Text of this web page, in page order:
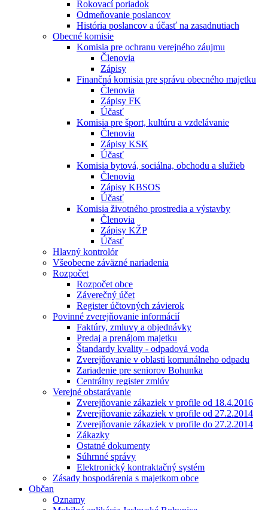
Rokovací poriadok
Odmeňovanie poslancov
História poslancov a účasť na zasadnutiach
Obecné komisie
Komisia pre ochranu verejného záujmu
Členovia
Zápisy
Finančná komisia pre správu obecného majetku
Členovia
Zápisy FK
Účasť
Komisia pre šport, kultúru a vzdelávanie
Členovia
Zápisy KSK
Účasť
Komisia bytová, sociálna, obchodu a služieb
Členovia
Zápisy KBSOS
Účasť
Komisia životného prostredia a výstavby
Členovia
Zápisy KŽP
Účasť
Hlavný kontrolór
Všeobecne záväzné nariadenia
Rozpočet
Rozpočet obce
Záverečný účet
Register účtovných závierok
Povinné zverejňovanie informácií
Faktúry, zmluvy a objednávky
Predaj a prenájom majetku
Štandardy kvality - odpadová voda
Zverejňovanie v oblasti komunálneho odpadu
Zariadenie pre seniorov Bohunka
Centrálny register zmlúv
Verejné obstarávanie
Zverejňovanie zákaziek v profile od 18.4.2016
Zverejňovanie zákaziek v profile od 27.2.2014
Zverejňovanie zákaziek v profile do 27.2.2014
Zákazky
Ostatné dokumenty
Súhrnné správy
Elektronický kontraktačný systém
Zásady hospodárenia s majetkom obce
Občan
Oznamy